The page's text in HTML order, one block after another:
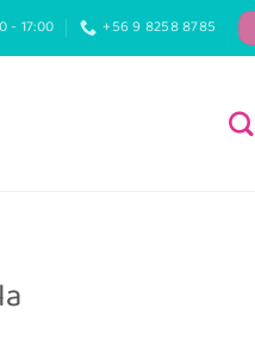
- 17:00 +56 9 8258 8785